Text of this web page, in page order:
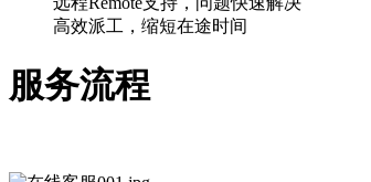
高效派工，缩短在途时间
服务流程